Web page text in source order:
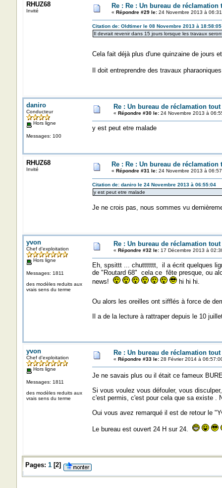
RHUZ68
Invité
Re : Re : Un bureau de réclamation
« Répondre #29 le:24 Novembre 2013 à
Citation de: Oldtimer le 08 Novembre 2013 à 18:58:05
Il devrait revenir dans 15 jours lorsque les travaux
Cela fait déjà plus d'une quinzaine de jours
Il doit entreprendre des travaux
daniro
Conducteur
Hors ligne
Messages: 100
Re : Un bureau de réclamation
« Répondre #30 le:24 Novembre 2013 à
y est peut etre malade
RHUZ68
Invité
Re : Re : Un bureau de réclamation
« Répondre #31 le:24 Novembre 2013 à
Citation de: daniro le 24 Novembre 2013 à 06:55:04
y est peut etre malade
Je ne crois pas, nous sommes vu
yvon
Chef d'exploitation
Hors ligne
Messages: 1811
des modèles reduits aux
vrais sens du terme
Re : Un bureau de réclamation
« Répondre #32 le:17 Décembre 2013 à
Eh, spsittt ... chuttttttt, il a écrit quelques
de "Routard 68" cela ce fête presque, ou
news!
hi hi hi.
Ou alors les oreilles ont sifflés à force de
Il a de la lecture à rattraper depuis le 10
yvon
Chef d'exploitation
Hors ligne
Messages: 1811
des modèles reduits aux
vrais sens du terme
Re : Un bureau de réclamation
« Répondre #33 le:28 Février 2014 à
Je ne savais plus ou il était ce fameux
Si vous voulez vous défouler, vous
c'est permis, c'est pour cela que sa existe .
Oui vous avez remarqué il est de retour le
Le bureau est ouvert 24 H sur 24.
Pages: 1[2]